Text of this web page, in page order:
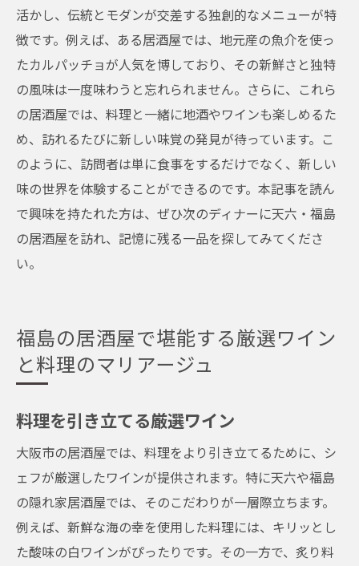
活かし、伝統とモダンが交差する独創的なメニューが特
徴です。例えば、ある居酒屋では、地元産の魚介を使っ
たカルパッチョが人気を博しており、その新鮮さと独特
の風味は一度味わうと忘れられません。さらに、これら
の居酒屋では、料理と一緒に地酒やワインも楽しめるた
め、訪れるたびに新しい味覚の発見が待っています。こ
のように、訪問者は単に食事をするだけでなく、新しい
味の世界を体験することができるのです。本記事を読ん
で興味を持たれた方は、ぜひ次のディナーに天六・福島
の居酒屋を訪れ、記憶に残る一品を探してみてくださ
い。
福島の居酒屋で堪能する厳選ワイン
と料理のマリアージュ
料理を引き立てる厳選ワイン
大阪市の居酒屋では、料理をより引き立てるために、シ
ェフが厳選したワインが提供されます。特に天六や福島
の隠れ家居酒屋では、そのこだわりが一層際立ちます。
例えば、新鮮な海の幸を使用した料理には、キリッとし
た酸味の白ワインがぴったりです。その一方で、炙り料